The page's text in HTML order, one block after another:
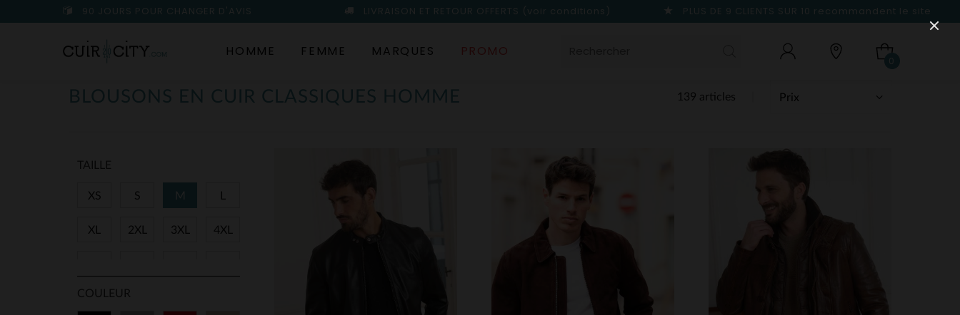
90 JOURS POUR CHANGER D'AVIS LIVRAISON ET RETOUR OFFERTS (voir conditions) PLUS DE 9 CLIENTS SUR 10 recommandent le site
HOMME FEMME MARQUES PROMO
0
139 articles
BLOUSONS EN CUIR CLASSIQUES HOMME
TAILLE
XS S M
XL 2XL 3XL 4XL
40
COULEUR